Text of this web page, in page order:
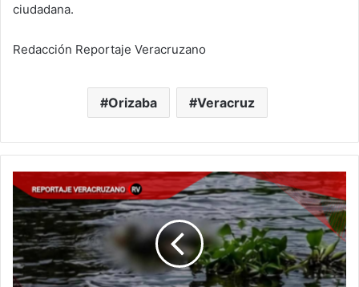
ciudadana.
Redacción Reportaje Veracruzano
Orizaba Veracruz
río
lo
devolvió:
hallan
cuerpo
de